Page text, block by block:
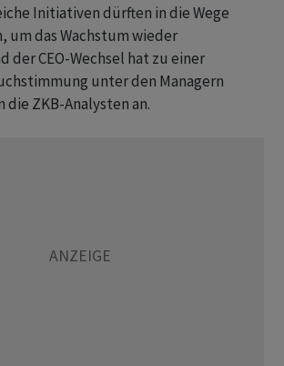
Initiativen dürften in die Wege
das Wachstum wieder
der CEO-Wechsel hat zu einer
unter den Managern
ZKB-Analysten an.